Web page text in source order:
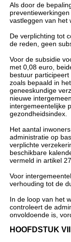
Als door de
vastleggen van het
De verplichting tot
de reden, geen
Voor de subsidie
met 0,08 euro,
bestuur
zoals bepaald in
geneeskundige
nieuwe
intergemeentelijke
gezondheidsindex.
Het aantal
administratie op
verplichte
beschikbare
vermeld in artikel
Voor
verhouding tot de
In de loop van het
controleert de
onvoldoende is,
HOOFDSTUK